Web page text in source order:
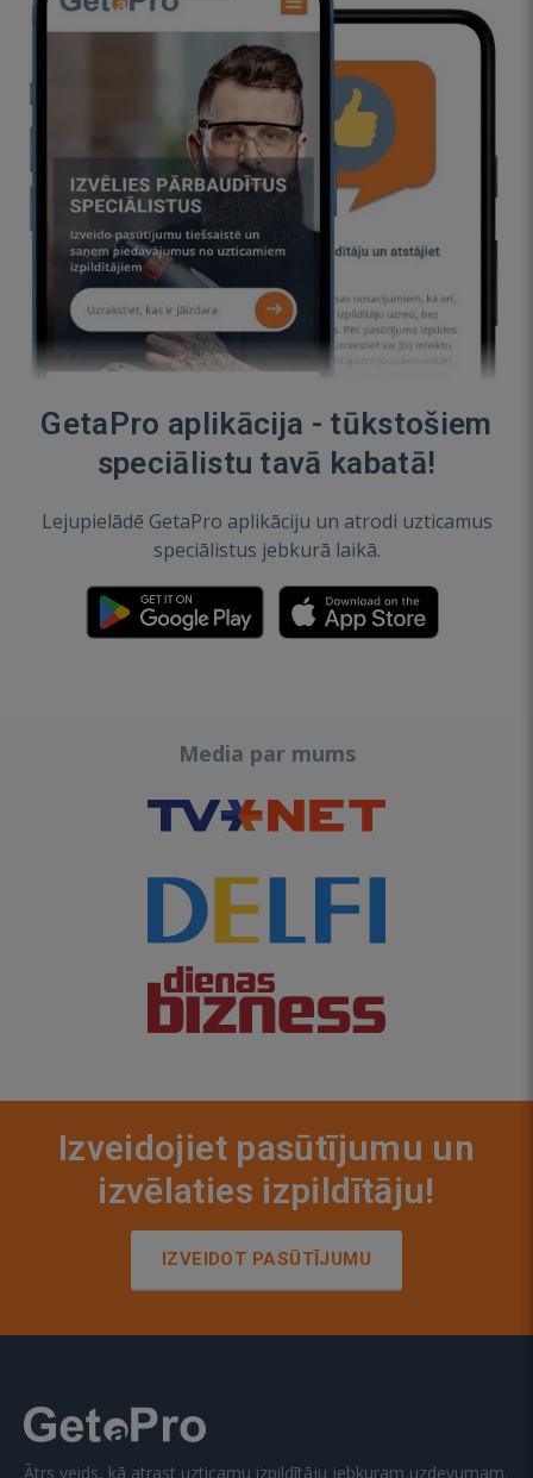
GetaPro aplikācija - tūkstošiem
speciālistu tavā kabatā!
Lejupielādē GetaPro aplikāciju un atrodi uzticamus
speciālistus jebkurā laikā.
Media par mums
Izveidojiet pasūtījumu un
izvēlaties izpildītāju!
IZVEIDOT PASŪTĪJUMU
Ātrs veids, kā atrast uzticamu izpildītāju jebkuram uzdevumam.